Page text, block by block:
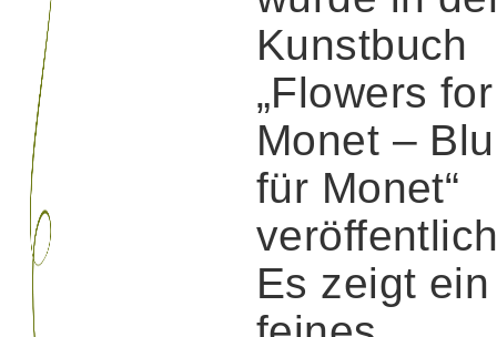
Kunstbuch
„Flowers for
Monet –
für Monet“
Es zeigt ein